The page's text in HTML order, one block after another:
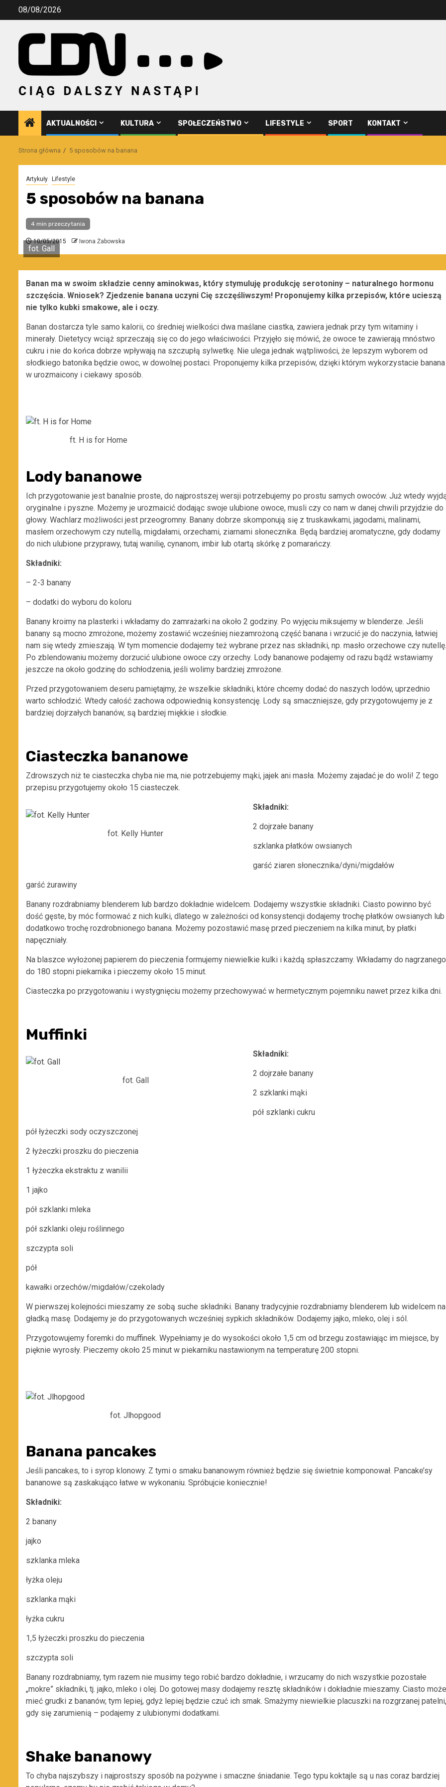
Przejdź08/08/2026
AKTUALNOŚCI KULTURA SPOŁECZEŃSTWO LIFESTYLE SPORT KONTAKT
Strona główna 5 sposobów na banana
Artykuły Lifestyle
5 sposobów na banana
4 min przeczytania
10/05/2015 Iwona Żabowska
fot. Gall
Banan ma w swoim składzie cenny aminokwas, który stymuluję produkcję serotoniny – naturalnego hormonu
szczęścia. Wniosek? Zjedzenie banana uczyni Cię szczęśliwszym! Proponujemy kilka przepisów, które ucieszą
nie tylko kubki smakowe, ale i oczy.
Banan dostarcza tyle samo kalorii, co średniej wielkości dwa maślane ciastka, zawiera jednak przy tym witaminy i
minerały. Dietetycy wciąż sprzeczają się co do jego właściwości. Przyjęło się mówić, że owoce te zawierają mnóstwo
cukru i nie do końca dobrze wpływają na szczupłą sylwetkę. Nie ulega jednak wątpliwości, że lepszym wyborem od
słodkiego batonika będzie owoc, w dowolnej postaci. Proponujemy kilka przepisów, dzięki którym wykorzystacie banana
w urozmaicony i ciekawy sposób.
ft. H is for Home
Lody bananowe
Ich przygotowanie jest banalnie proste, do najprostszej wersji potrzebujemy po prostu samych owoców. Już wtedy
oryginalne i pyszne. Możemy je urozmaicić dodając swoje ulubione owoce, musli czy co nam w danej chwili przyjdzie do
głowy. Wachlarz możliwości jest przeogromny. Banany dobrze skomponują się z truskawkami, jagodami, malinami,
masłem orzechowym czy nutellą, migdałami, orzechami, ziarnami słonecznika. Będą bardziej aromatyczne, gdy dodamy
do nich ulubione przyprawy, tutaj wanilię, cynanom, imbir lub otartą skórkę z pomarańczy.
Składniki:
– 2-3 banany
– dodatki do wyboru do koloru
Banany kroimy na plasterki i wkładamy do zamrażarki na około 2 godziny. Po wyjęciu miksujemy w blenderze. Jeśli
banany są mocno zmrożone, możemy zostawić wcześniej niezamrożoną część banana i wrzucić je do naczynia, łatwiej
nam się wtedy zmieszają. W tym momencie dodajemy też wybrane przez nas składniki, np. masło orzechowe czy nutellę.
Po zblendowaniu możemy dorzucić ulubione owoce czy orzechy. Lody bananowe podajemy od razu bądź wstawiamy
jeszcze na około godzinę do schłodzenia, jeśli wolimy bardziej zmrożone.
Przed przygotowaniem deseru pamiętajmy, że wszelkie składniki, które chcemy dodać do naszych lodów, uprzednio
warto schłodzić. Wtedy całość zachowa odpowiednią konsystencję. Lody są smaczniejsze, gdy przygotowujemy je z
bardziej dojrzałych bananów, są bardziej miękkie i słodkie.
Ciasteczka bananowe
Zdrowszych niż te ciasteczka chyba nie ma, nie potrzebujemy mąki, jajek ani masła. Możemy zajadać je do woli! Z tego
przepisu przygotujemy około 15 ciasteczek.
fot. Kelly Hunter
Składniki:
2 dojrzałe banany
szklanka płatków owsianych
garść ziaren słonecznika/dyni/migdałów
garść żurawiny
Banany rozdrabniamy blenderem lub bardzo dokładnie widelcem. Dodajemy wszystkie składniki. Ciasto powinno być
dość gęste, by móc formować z nich kulki, dlatego w zależności od konsystencji dodajemy trochę płatków owsianych lub
dodatkowo trochę rozdrobnionego banana. Możemy pozostawić masę przed pieczeniem na kilka minut, by płatki
napęczniały.
Na blaszce wyłożonej papierem do pieczenia formujemy niewielkie kulki i każdą spłaszczamy. Wkładamy do nagrzanego
do 180 stopni piekarnika i pieczemy około 15 minut.
Ciasteczka po przygotowaniu i wystygnięciu możemy przechowywać w hermetycznym pojemniku nawet przez kilka dni.
Muffinki
fot. Gall
Składniki:
2 dojrzałe banany
2 szklanki mąki
pół szklanki cukru
pół łyżeczki sody oczyszczonej
2 łyżeczki proszku do pieczenia
1 łyżeczka ekstraktu z wanilii
1 jajko
pół szklanki mleka
pół szklanki oleju roślinnego
szczypta soli
pół
kawałki orzechów/migdałów/czekolady
W pierwszej kolejności mieszamy ze sobą suche składniki. Banany tradycyjnie rozdrabniamy blenderem lub widelcem na
gładką masę. Dodajemy je do przygotowanych wcześniej sypkich składników. Dodajemy jajko, mleko, olej i sól.
Przygotowujemy foremki do muffinek. Wypełniamy je do wysokości około 1,5 cm od brzegu zostawiając im miejsce, by
pięknie wyrosły. Pieczemy około 25 minut w piekarniku nastawionym na temperaturę 200 stopni.
fot. Jlhopgood
Banana pancakes
Jeśli pancakes, to i syrop klonowy. Z tymi o smaku bananowym również będzie się świetnie komponował. Pancake’sy
bananowe są zaskakująco łatwe w wykonaniu. Spróbujcie koniecznie!
Składniki:
2 banany
jajko
szklanka mleka
łyżka oleju
szklanka mąki
łyżka cukru
1,5 łyżeczki proszku do pieczenia
szczypta soli
Banany rozdrabniamy, tym razem nie musimy tego robić bardzo dokładnie, i wrzucamy do nich wszystkie pozostałe
„mokre” składniki, tj. jajko, mleko i olej. Do gotowej masy dodajemy resztę składników i dokładnie mieszamy. Ciasto może
mieć grudki z bananów, tym lepiej, gdyż lepiej będzie czuć ich smak. Smażymy niewielkie placuszki na rozgrzanej patelni,
gdy się zarumienią – podajemy z ulubionymi dodatkami.
Shake bananowy
To chyba najszybszy i najprostszy sposób na pożywne i smaczne śniadanie. Tego typu koktajle są u nas coraz bardziej